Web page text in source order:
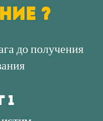
?
до получения
1